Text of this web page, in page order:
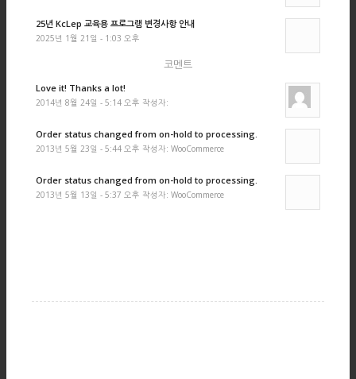
25년 KcLep 교육용 프로그램 변경사항 안내
2025년 1월 21일 - 1:03 오후
코멘트
Love it! Thanks a lot!
2014년 8월 24일 - 5:14 오후 작성자:
Order status changed from on-hold to processing.
2013년 5월 23일 - 5:44 오후 작성자: WooCommerce
Order status changed from on-hold to processing.
2013년 5월 13일 - 5:37 오후 작성자: WooCommerce